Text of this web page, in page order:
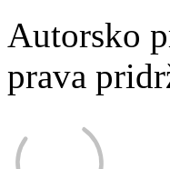
Autorsko
prava